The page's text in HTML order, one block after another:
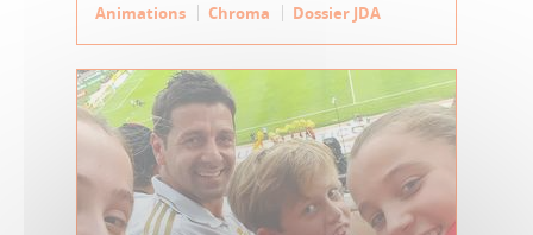
Animations
Chroma Dossier JDA